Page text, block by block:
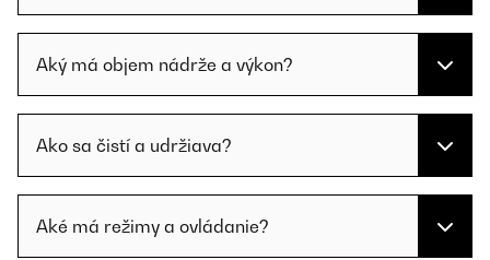
Aký má objem nádrže a výkon?
Ako sa čistí a udržiava?
Aké má režimy a ovládanie?